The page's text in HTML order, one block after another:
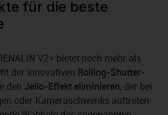
für die beste
V2+ bietet noch mehr als
der innovativen Rolling-Shutter-
den Jello-Effekt eliminieren, der bei
oder Kameraschwenks auftreten